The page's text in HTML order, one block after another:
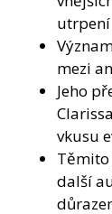
utrpení
mezi
Jeho
vkusu
další